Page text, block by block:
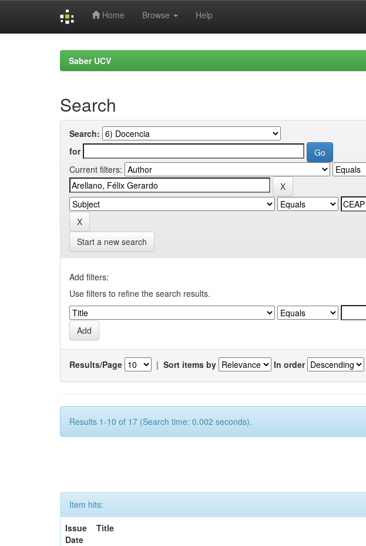
Home Browse Help
Saber UCV
Search
Search:
for
Current filters:
Start a new search
Add filters:
Use filters to refine the search results.
Results/Page | Sort items by In order
Results 1-10 of 17 (Search time: 0.002 seconds).
Item hits:
Issue
Date
Title